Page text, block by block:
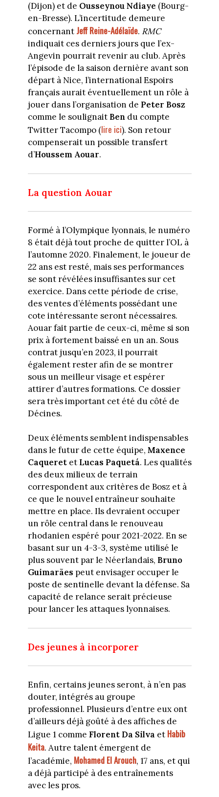
(Dijon) et de Ousseynou Ndiaye (Bourg-
en-Bresse). L’incertitude demeure
concernant Jeff Reine-Adélaïde. RMC
indiquait ces derniers jours que l’ex-
Angevin pourrait revenir au club. Après
l’épisode de la saison dernière avant son
départ à Nice, l’international Espoirs
français aurait éventuellement un rôle à
jouer dans l’organisation de Peter Bosz
comme le soulignait Bendu compte
Twitter Tacompo (lire ici). Son retour
compenserait un possible transfert
d’Houssem Aouar.
La question Aouar
Formé à l’Olympique lyonnais, le numéro
8 était déjà tout proche de quitter l’OL à
l’automne 2020. Finalement, le joueur de
22 ans est resté, mais ses performances
se sont révélées insuffisantes sur cet
exercice. Dans cette période de crise,
des ventes d’éléments possédant une
cote intéressante seront nécessaires.
Aouar fait partie de ceux-ci, même si son
prix à fortement baissé en un an. Sous
contrat jusqu’en 2023, il pourrait
également rester afin de se montrer
sous un meilleur visage et espérer
attirer d’autres formations. Ce dossier
sera très important cet été du côté de
Décines.
Deux éléments semblent indispensables
dans le futur de cette équipe, Maxence
Caqueretet Lucas Paquetá. Les qualités
des deux milieux de terrain
correspondent aux critères de Bosz et à
ce que le nouvel entraîneur souhaite
mettre en place. Ils devraient occuper
un rôle central dans le renouveau
rhodanien espéré pour 2021-2022. En se
basant sur un 4-3-3, système utilisé le
plus souvent par le Néerlandais, Bruno
Guimarães peut envisager occuper le
poste de sentinelle devant la défense. Sa
capacité de relance serait précieuse
pour lancer les attaques lyonnaises.
Des jeunes à incorporer
Enfin, certains jeunes seront, à n’en pas
douter, intégrés au groupe
professionnel. Plusieurs d’entre eux ont
d’ailleurs déjà goûté à des affiches de
Ligue 1 comme Florent Da Silva etHabib
Keita. Autre talent émergent de
l’académie, Mohamed El Arouch, 17 ans, et qui
a déjà participé à des entraînements
avec les pros.